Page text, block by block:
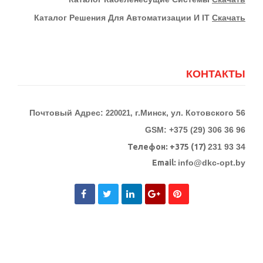
Каталог Решения Для Автоматизации И IT Скачать
КОНТАКТЫ
Почтовый Адрес: 220021, г.Минск, ул. Котовского 56
GSM: +375 (29) 306 36 96
Телефон: +375 (17) 231 93 34
Email: info@dkc-opt.by